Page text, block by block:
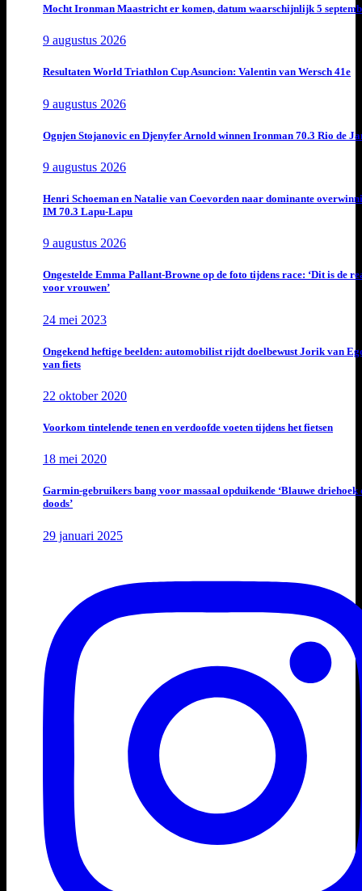
Mocht Ironman Maastricht er komen, datum waarschijnlijk 5
9 augustus 2026
Resultaten World Triathlon Cup Asuncion: Valentin van Wersch 41e
9 augustus 2026
Ognjen Stojanovic en Djenyfer Arnold winnen Ironman 70.3 Rio de
9 augustus 2026
Henri Schoeman en Natalie van Coevorden naar dominante
IM 70.3 Lapu-Lapu
9 augustus 2026
Ongestelde Emma Pallant-Browne op de foto tijdens race: ‘Dit is de
voor vrouwen’
24 mei 2023
Ongekend heftige beelden: automobilist rijdt doelbewust Jorik van
van fiets
22 oktober 2020
Voorkom tintelende tenen en verdoofde voeten tijdens het fietsen
18 mei 2020
Garmin-gebruikers bang voor massaal opduikende ‘Blauwe driehoek
doods’
29 januari 2025